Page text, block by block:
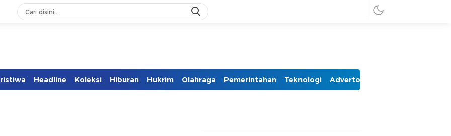
Headline Koleksi Hiburan Hukrim Olahraga Pemerintahan Teknologi Advertorial